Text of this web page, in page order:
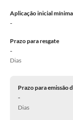
Aplicação inicial mínima
-
Prazo para resgate
-
Dias
Prazo para emissão
-
Dias